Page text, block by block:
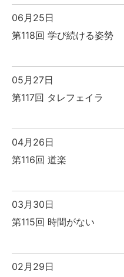
06月25日
第118回 学び続ける姿勢
05月27日
第117回 タレフェイラ
04月26日
第116回 道楽
03月30日
第115回 時間がない
02月29日